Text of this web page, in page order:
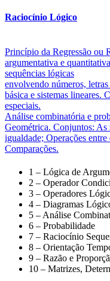
Raciocínio Lógico
Princípio da Regressão ou
argumentativa e
sequências lógicas
envolvendo números,
básica e sistemas lineares.
especiais.
Análise combinatória e
Geométrica. Conjuntos: As
igualdade; Operações
Comparações.
1 – Lógica de
2 – Operador
3 – Operadores
4 – Diagramas
5 – Análise
6 – Probabilidade
7 – Raciocínio
8 – Orientação
9 – Razão e
10 – Matrizes,